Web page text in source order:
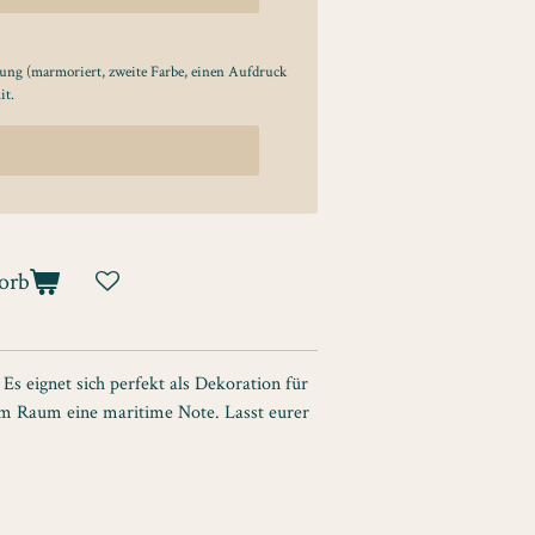
(marmoriert, zweite Farbe, einen Aufdruck
eignet sich perfekt als Dekoration für
Raum eine maritime Note. Lasst eurer